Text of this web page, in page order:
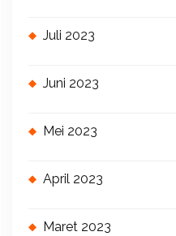
Juli 2023
Juni 2023
Mei 2023
April 2023
Maret 2023